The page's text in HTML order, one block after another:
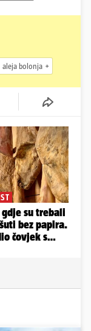
aleja bolonja